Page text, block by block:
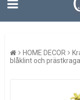
HOME DECOR
blåklint och